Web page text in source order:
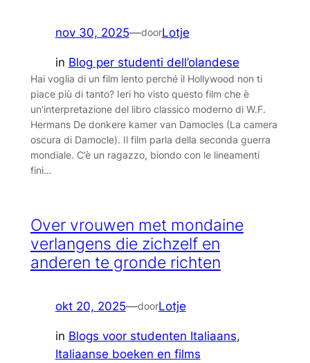
nov 30, 2025—doorLotje
in Blog per studenti dell’olandese
Hai voglia di un film lento perché il Hollywood non ti
piace più di tanto? Ieri ho visto questo film che è
un’interpretazione del libro classico moderno di W.F.
Hermans De donkere kamer van Damocles (La camera
oscura di Damocle). Il film parla della seconda guerra
mondiale. C’è un ragazzo, biondo con le lineamenti
fini…
Over vrouwen met mondaine
verlangens die zichzelf en
anderen te gronde richten
okt 20, 2025—doorLotje
in Blogs voor studenten Italiaans
Italiaanse boeken en films